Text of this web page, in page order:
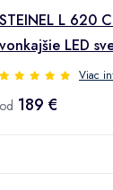
STEINEL L 620
vonkajšie LED
antracit
Viac
od 189 €